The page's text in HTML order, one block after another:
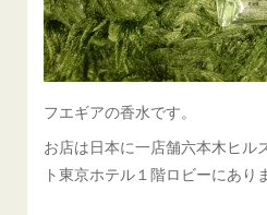
フエギアの香水です。
お店は日本に一店舗六本木ヒル
ト東京ホテル１階ロビーにあり